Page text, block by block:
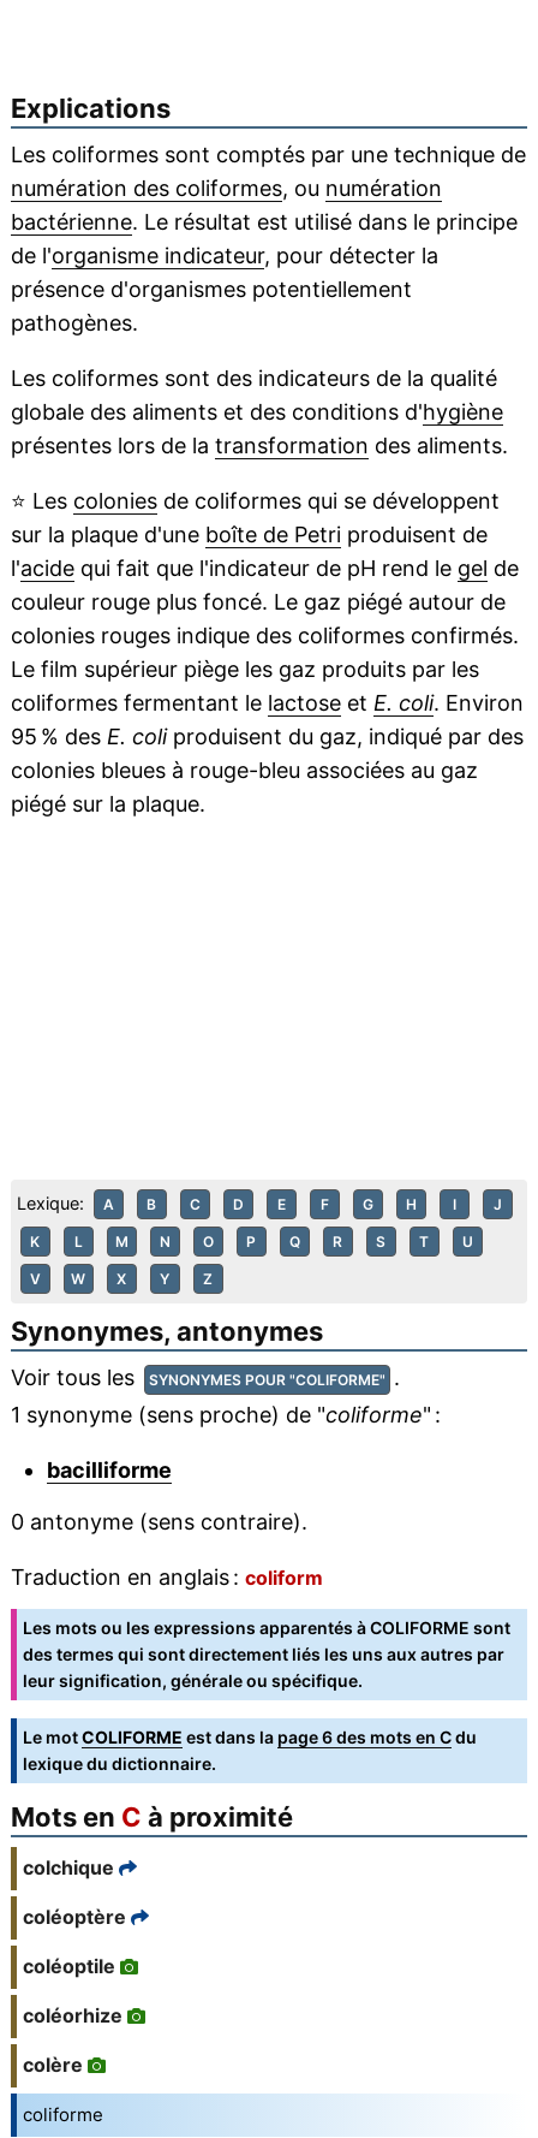
Explications
Les coliformes sont comptés par une technique de
numération des coliformes, ou numération
bactérienne. Le résultat est utilisé dans le principe
de l'organisme indicateur, pour détecter la
présence d'organismes potentiellement
pathogènes.
Les coliformes sont des indicateurs de la qualité
globale des aliments et des conditions d'hygiène
présentes lors de la transformation des aliments.
⭐ Les coloniesde coliformes qui se développent
sur la plaque d'une boîte de Petriproduisent de
l'acidequi fait que l'indicateur de pH rend le gel de
couleur rouge plus foncé. Le gaz piégé autour de
colonies rouges indique des coliformes confirmés.
Le film supérieur piège les gaz produits par les
coliformes fermentant le lactoseet E. coli. Environ
95 % des E. coliproduisent du gaz, indiqué par des
colonies bleues à rouge-bleu associées au gaz
piégé sur la plaque.
Lexique: A B C D E F G H I J
K L M N O P Q R S T U
V W X Y Z
Synonymes, antonymes
Voir tous les SYNONYMES POUR "COLIFORME" .
1 synonyme (sens proche) de "coliforme" :
bacilliforme
0 antonyme (sens contraire).
Traduction en anglais : coliform
Les mots ou les expressions apparentés à COLIFORME sont
des termes qui sont directement liés les uns aux autres par
leur signification, générale ou spécifique.
Le motCOLIFORME est dans la page 6 des mots en Cdu
lexique du dictionnaire.
Mots en C à proximité
colchique
coléoptère
coléoptile
coléorhize
colère
coliforme